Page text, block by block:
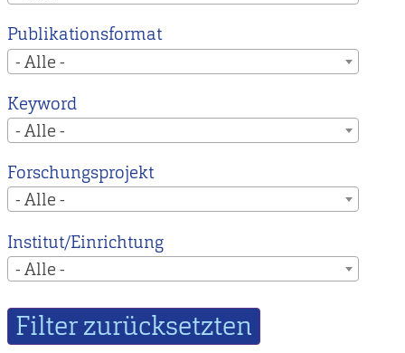
instead.
Publikationsformat
- Alle -
Keyword
- Alle -
Forschungsprojekt
- Alle -
Institut/Einrichtung
- Alle -